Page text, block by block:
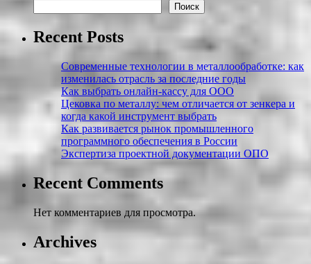
Поиск
Recent Posts
Современные технологии в металлообработке: как
изменилась отрасль за последние годы
Как выбрать онлайн-кассу для ООО
Цековка по металлу: чем отличается от зенкера и
когда какой инструмент выбрать
Как развивается рынок промышленного
программного обеспечения в России
Экспертиза проектной документации ОПО
Recent Comments
Нет комментариев для просмотра.
Archives